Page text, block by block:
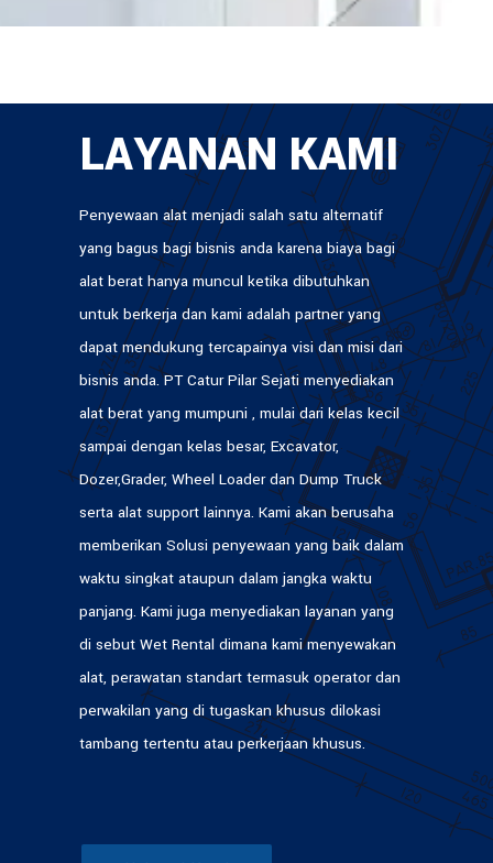
LAYANAN KAMI
Penyewaan alat menjadi salah satu alternatif
yang bagus bagi bisnis anda karena biaya bagi
alat berat hanya muncul ketika dibutuhkan
untuk berkerja dan kami adalah partner yang
dapat mendukung tercapainya visi dan misi dari
bisnis anda. PT Catur Pilar Sejati menyediakan
alat berat yang mumpuni , mulai dari kelas kecil
sampai dengan kelas besar, Excavator,
Dozer,Grader, Wheel Loader dan Dump Truck
serta alat support lainnya. Kami akan berusaha
memberikan Solusi penyewaan yang baik dalam
waktu singkat ataupun dalam jangka waktu
panjang. Kami juga menyediakan layanan yang
di sebut Wet Rental dimana kami menyewakan
alat, perawatan standart termasuk operator dan
perwakilan yang di tugaskan khusus dilokasi
tambang tertentu atau perkerjaan khusus.